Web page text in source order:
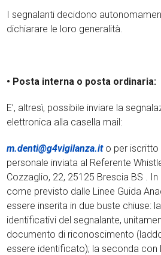
I segnalanti decidono
dichiarare le loro generalità.
• Posta interna o posta ordinaria:
E’, altresì, possibile inviare la
elettronica alla casella mail:
m.denti@g4vigilanza.it o per iscritto
personale inviata al Referente
Cozzaglio, 22, 25125 Brescia BS .
come previsto dalle Linee Guida
essere inserita in due buste chiuse:
identificativi del segnalante,
documento di riconoscimento
essere identificato); la seconda con